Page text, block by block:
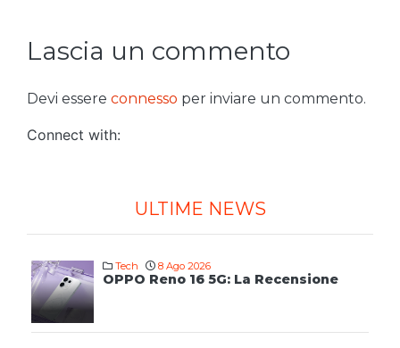
Lascia un commento
Devi essere connesso per inviare un commento.
Connect with:
ULTIME NEWS
Tech 8 Ago 2026
OPPO Reno 16 5G: La Recensione